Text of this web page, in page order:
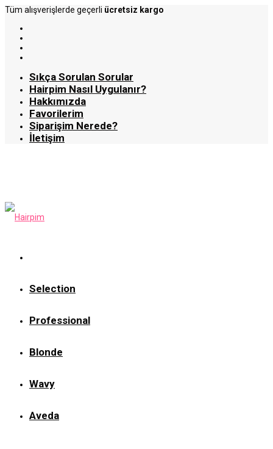
Tüm alışverişlerde geçerli ücretsiz kargo
Sıkça Sorulan Sorular
Hairpim Nasıl Uygulanır?
Hakkımızda
Favorilerim
Siparişim Nerede?
İletişim
Selection
Professional
Blonde
Wavy
Aveda